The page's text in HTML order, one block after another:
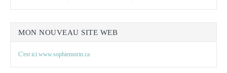
MON NOUVEAU SITE WEB
C'est ici www.sophiemorin.ca